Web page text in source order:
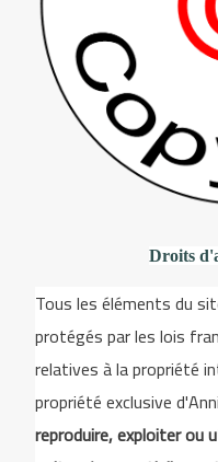
Droits
Tous les éléments du
protégés par les lois
relatives à la propriété
propriété exclusive
reproduire, exploiter ou